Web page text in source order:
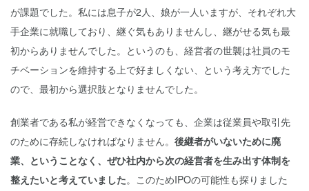
が課題でした。私には息子が2人、娘が一人いますが、それぞれ大
手企業に就職しており、継ぐ気もありませんし、継がせる気も最
初からありませんでした。というのも、経営者の世襲は社員のモ
チベーションを維持する上で好ましくない、という考え方でした
ので、最初から選択肢となりませんでした。
創業者である私が経営できなくなっても、企業は従業員や取引先
のために存続しなければなりません。 後継者がいないために廃
業、ということなく、ぜひ社内から次の経営者を生み出す体制を
整えたいと考えていました。このためIPOの可能性も探りました